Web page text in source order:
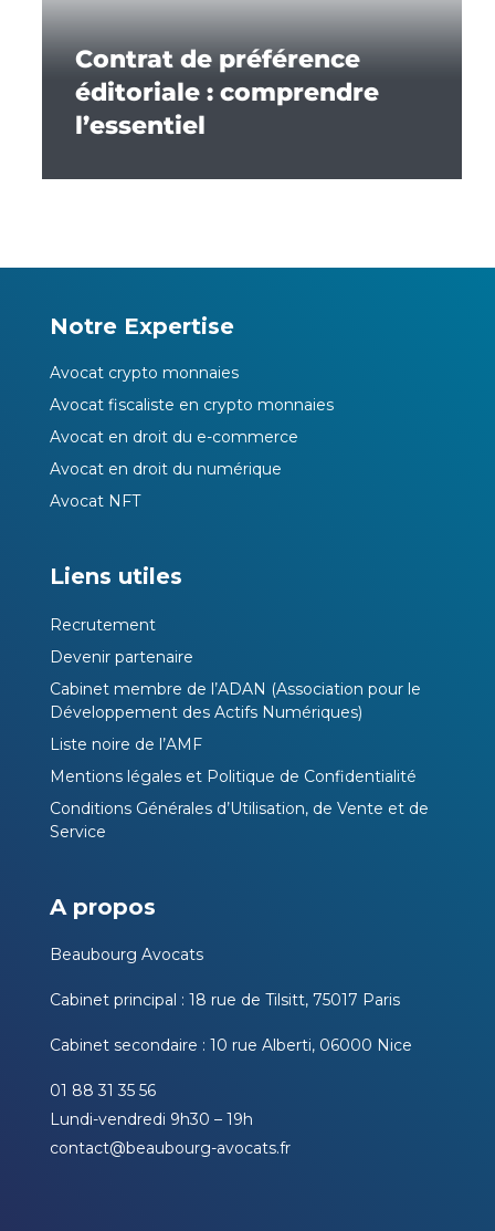
Contrat de préférence
éditoriale : comprendre
l’essentiel
Notre Expertise
Avocat crypto monnaies
Avocat fiscaliste en crypto monnaies
Avocat en droit du e-commerce
Avocat en droit du numérique
Avocat NFT
Liens utiles
Recrutement
Devenir partenaire
Cabinet membre de l’ADAN (Association pour le
Développement des Actifs Numériques)
Liste noire de l’AMF
Mentions légales et Politique de Confidentialité
Conditions Générales d’Utilisation, de Vente et de
Service
A propos
Beaubourg Avocats
Cabinet principal : 18 rue de Tilsitt, 75017 Paris
Cabinet secondaire : 10 rue Alberti, 06000 Nice
01 88 31 35 56
Lundi-vendredi 9h30 – 19h
contact@beaubourg-avocats.fr